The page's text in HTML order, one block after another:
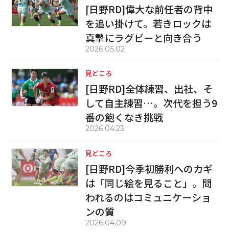
[日野RD]偉大な前任者の背中
を追い掛けて。若きロックは
真摯にラグビーと向き合う
2026.05.02
見どころ
[日野RD]全体練習、出社、そ
して自主練習…。次代を担う9
番の飽くなき挑戦
2026.04.23
見どころ
[日野RD]今季初勝利へのカギ
は「同じ絵を見ること」。問
われるのはコミュニケーショ
ンの質
2026.04.09